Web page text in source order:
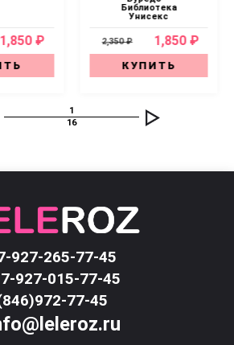
1,850 ₽
Библиотека
Унисекс
2,350 ₽ 1,850 ₽
КУПИТЬ
1
16
927-265-77-45
927-015-77-45
77-45